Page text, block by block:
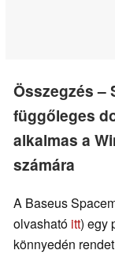
Összegzés –
függőleges
alkalmas a
számára
A Baseus
olvasható itt) egy
könnyedén